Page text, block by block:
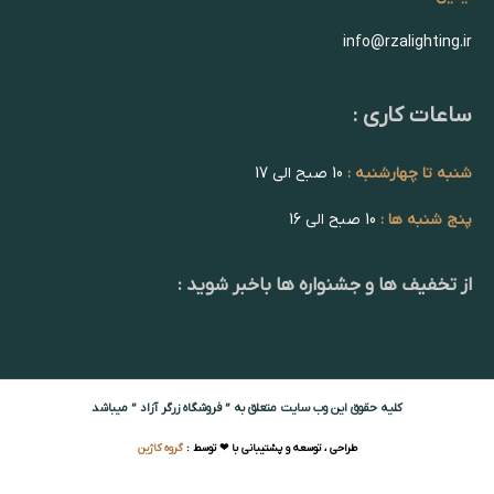
info@rzalighting.ir
ساعات کاری :
شنبه تا چهارشنبه :
پنج شنبه ها :
از تخفیف ها و جشنواره ها باخبر شوید :
کلیه حقوق این وب سایت متعلق به ” فروشگاه زرگر آزاد ” میباشد
طراحی ، توسعه و پشتیبانی با ❤ توسط :گروه کاژین